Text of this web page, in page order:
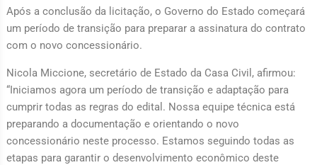
Após a conclusão da licitação, o Governo do Estado começará
um período de transição para preparar a assinatura do contrato
com o novo concessionário.
Nicola Miccione, secretário de Estado da Casa Civil, afirmou:
“Iniciamos agora um período de transição e adaptação para
cumprir todas as regras do edital. Nossa equipe técnica está
preparando a documentação e orientando o novo
concessionário neste processo. Estamos seguindo todas as
etapas para garantir o desenvolvimento econômico deste